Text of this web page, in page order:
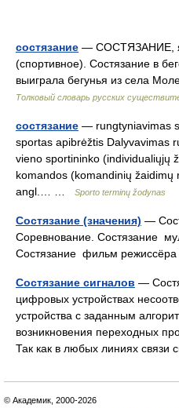
состязание — СОСТЯЗАНИЕ, я,
(спортивное). Состязание в
выиграла бегунья из села
Толковый словарь русских
состязание — rungtyniavimas
sportas apibrėžtis Dalyvavimas
vieno sportininko (individualiųjų
komandos (komandinių
angl.… …
Sporto terminų žodynas
Состязание (значения) —
Соревнование. Состязание
Состязание фильм
Состязание сигналов —
цифровых устройствах
устройства с заданным
возникновения переходных
Так как в любых линиях
© Академик, 2000-2026